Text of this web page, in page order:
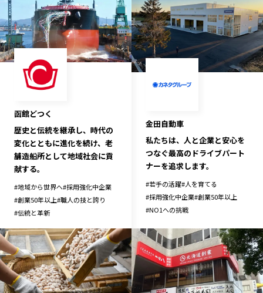
函館どつく
歴史と伝統を継承し、時代の
変化とともに進化を続け、老
舗造船所として地域社会に貢
献する。
#地域から世界へ#採用強化中企業
#創業50年以上#職人の技と誇り
#伝統と革新
金田自動車
私たちは、人と企業と安心を
つなぐ最高のドライブパート
ナーを追求します。
#若手の活躍#人を育てる
#採用強化中企業#創業50年以上
#NO1への挑戦